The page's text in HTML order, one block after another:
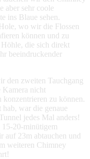
aber sehr coole
ins Blaue sehen.
wo wir die Flossen
können und zu
die sich direkt
beeindruckender
den zweiten Tauchgang
Kamera nicht
zu können.
war die genaue
jedes Mal anders!
15-20-minütigem
auf 23m abtauchen und
weiteren Chimney